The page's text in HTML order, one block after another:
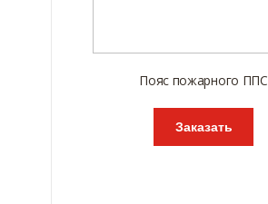
Пояс пожарного ППС
Заказать